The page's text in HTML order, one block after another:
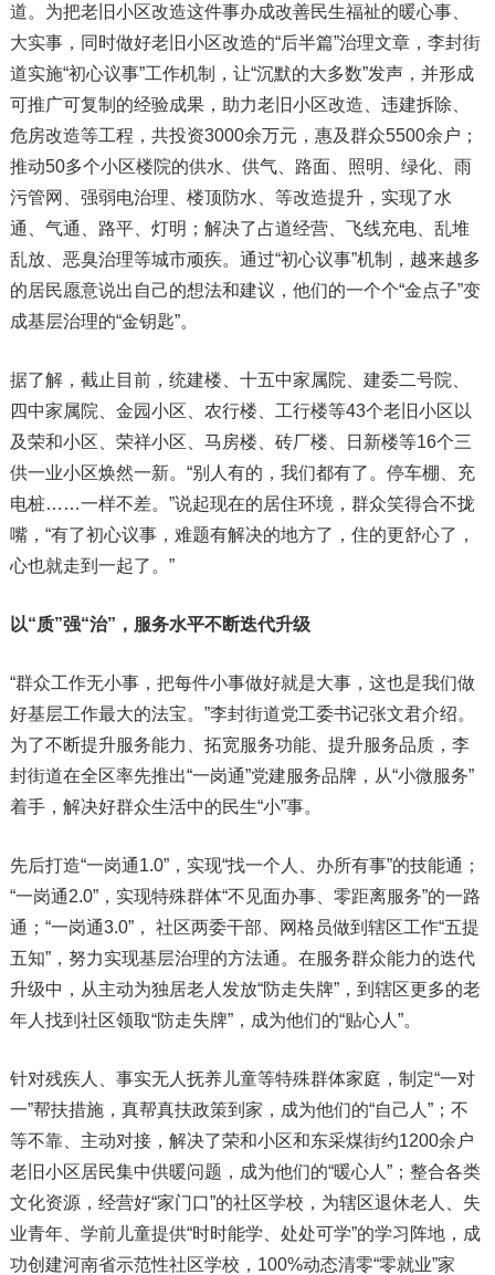
道。为把老旧小区改造这件事办成改善民生福祉的暖心事、
大实事，同时做好老旧小区改造的“后半篇”治理文章，李封街
道实施“初心议事”工作机制，让“沉默的大多数”发声，并形成
可推广可复制的经验成果，助力老旧小区改造、违建拆除、
危房改造等工程，共投资3000余万元，惠及群众5500余户；
推动50多个小区楼院的供水、供气、路面、照明、绿化、雨
污管网、强弱电治理、楼顶防水、等改造提升，实现了水
通、气通、路平、灯明；解决了占道经营、飞线充电、乱堆
乱放、恶臭治理等城市顽疾。通过“初心议事”机制，越来越多
的居民愿意说出自己的想法和建议，他们的一个个“金点子”变
成基层治理的“金钥匙”。
据了解，截止目前，统建楼、十五中家属院、建委二号院、
四中家属院、金园小区、农行楼、工行楼等43个老旧小区以
及荣和小区、荣祥小区、马房楼、砖厂楼、日新楼等16个三
供一业小区焕然一新。“别人有的，我们都有了。停车棚、充
电桩……一样不差。”说起现在的居住环境，群众笑得合不拢
嘴，“有了初心议事，难题有解决的地方了，住的更舒心了，
心也就走到一起了。”
以“质”强“治”，服务水平不断迭代升级
“群众工作无小事，把每件小事做好就是大事，这也是我们做
好基层工作最大的法宝。”李封街道党工委书记张文君介绍。
为了不断提升服务能力、拓宽服务功能、提升服务品质，李
封街道在全区率先推出“一岗通”党建服务品牌，从“小微服务”
着手，解决好群众生活中的民生“小”事。
先后打造“一岗通1.0”，实现“找一个人、办所有事”的技能通；
“一岗通2.0”，实现特殊群体“不见面办事、零距离服务”的一路
通；“一岗通3.0”， 社区两委干部、网格员做到辖区工作“五提
五知”，努力实现基层治理的方法通。在服务群众能力的迭代
升级中，从主动为独居老人发放“防走失牌”，到辖区更多的老
年人找到社区领取“防走失牌”，成为他们的“贴心人”。
针对残疾人、事实无人抚养儿童等特殊群体家庭，制定“一对
一”帮扶措施，真帮真扶政策到家，成为他们的“自己人”；不
等不靠、主动对接，解决了荣和小区和东采煤街约1200余户
老旧小区居民集中供暖问题，成为他们的“暖心人”；整合各类
文化资源，经营好“家门口”的社区学校，为辖区退休老人、失
业青年、学前儿童提供“时时能学、处处可学”的学习阵地，成
功创建河南省示范性社区学校，100%动态清零“零就业”家